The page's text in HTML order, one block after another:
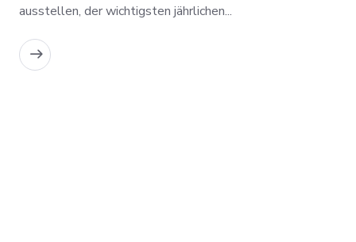
ausstellen, der wichtigsten jährlichen...